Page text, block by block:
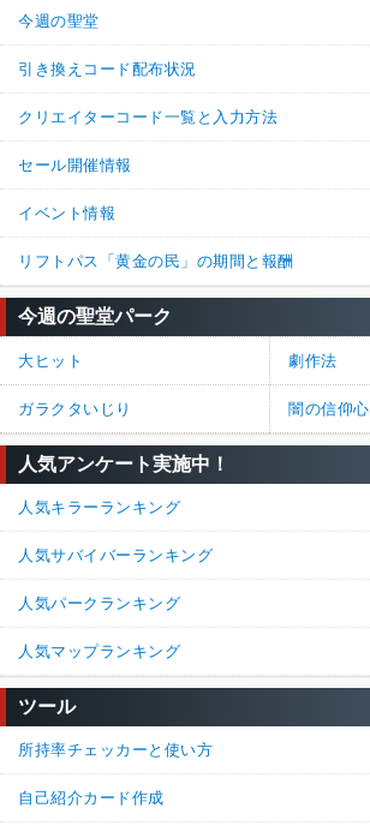
今週の聖堂
引き換えコード配布状況
クリエイターコード一覧と入力方法
セール開催情報
イベント情報
リフトパス「黄金の民」の期間と報酬
今週の聖堂パーク
大ヒット 劇作法
ガラクタいじり 闇の信仰心
人気アンケート実施中！
人気キラーランキング
人気サバイバーランキング
人気パークランキング
人気マップランキング
ツール
所持率チェッカーと使い方
自己紹介カード作成